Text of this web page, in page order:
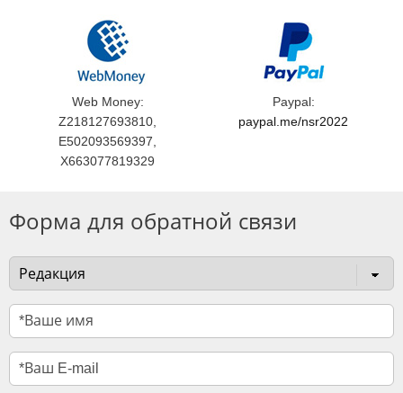
Web Money:
Z218127693810,
E502093569397,
X663077819329
Paypal:
paypal.me/nsr2022
Форма для обратной связи